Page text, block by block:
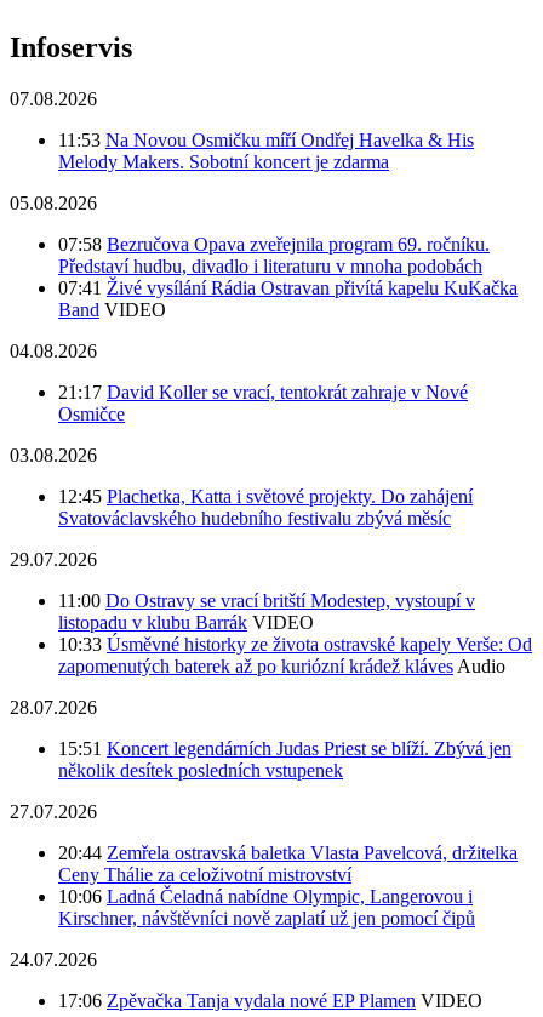
Infoservis
07.08.2026
11:53 Na Novou Osmičku míří Ondřej Havelka & His
Melody Makers. Sobotní koncert je zdarma
05.08.2026
07:58 Bezručova Opava zveřejnila program 69. ročníku.
Představí hudbu, divadlo i literaturu v mnoha podobách
07:41 Živé vysílání Rádia Ostravan přivítá kapelu KuKačka
Band VIDEO
04.08.2026
21:17 David Koller se vrací, tentokrát zahraje v Nové
Osmičce
03.08.2026
12:45 Plachetka, Katta i světové projekty. Do zahájení
Svatováclavského hudebního festivalu zbývá měsíc
29.07.2026
11:00 Do Ostravy se vrací britští Modestep, vystoupí v
listopadu v klubu Barrák VIDEO
10:33 Úsměvné historky ze života ostravské kapely Verše: Od
zapomenutých baterek až po kuriózní krádež kláves Audio
28.07.2026
15:51 Koncert legendárních Judas Priest se blíží. Zbývá jen
několik desítek posledních vstupenek
27.07.2026
20:44 Zemřela ostravská baletka Vlasta Pavelcová, držitelka
Ceny Thálie za celoživotní mistrovství
10:06 Ladná Čeladná nabídne Olympic, Langerovou i
Kirschner, návštěvníci nově zaplatí už jen pomocí čipů
24.07.2026
17:06 Zpěvačka Tanja vydala nové EP Plamen VIDEO